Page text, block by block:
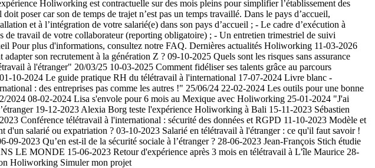
Holiworking est contractuelle sur des mois pleins pour simplifier l’établissement des
poser car son de temps de trajet n’est pas un temps travaillé. Dans le pays d’accueil,
et à l’intégration de votre salarié(e) dans son pays d’accueil ; - Le cadre d’exécution à
travail de votre collaborateur (reporting obligatoire) ; - Un entretien trimestriel de suivi
Pour plus d'informations, consultez notre FAQ. Dernières actualités Holiworking 11-03-2026
son recrutement à la génération Z ? 09-10-2025 Quels sont les risques sans assurance
à l'étranger" 20/03/25 10-03-2025 Comment fidéliser ses talents grâce au parcours
10-2024 Le guide pratique RH du télétravail à l'international 17-07-2024 Livre blanc -
: des entreprises pas comme les autres !" 25/06/24 22-02-2024 Les outils pour une bonne
08-02-2024 Lisa s'envole pour 6 mois au Mexique avec Holiworking 25-01-2024 "J'ai
19-12-2023 Alexia Borg teste l'expérience Holiworking à Bali 15-11-2023 Sébastien
Conférence télétravail à l'international : sécurité des données et RGPD 11-10-2023 Modèle et
salarié ou expatriation ? 03-10-2023 Salarié en télétravail à l'étranger : ce qu'il faut savoir !
2023 Qu’en est-il de la sécurité sociale à l’étranger ? 28-06-2023 Jean-François Stich étudie
LE MONDE 15-06-2023 Retour d'expérience après 3 mois en télétravail à L'île Maurice 28-
Holiworking Simuler mon projet